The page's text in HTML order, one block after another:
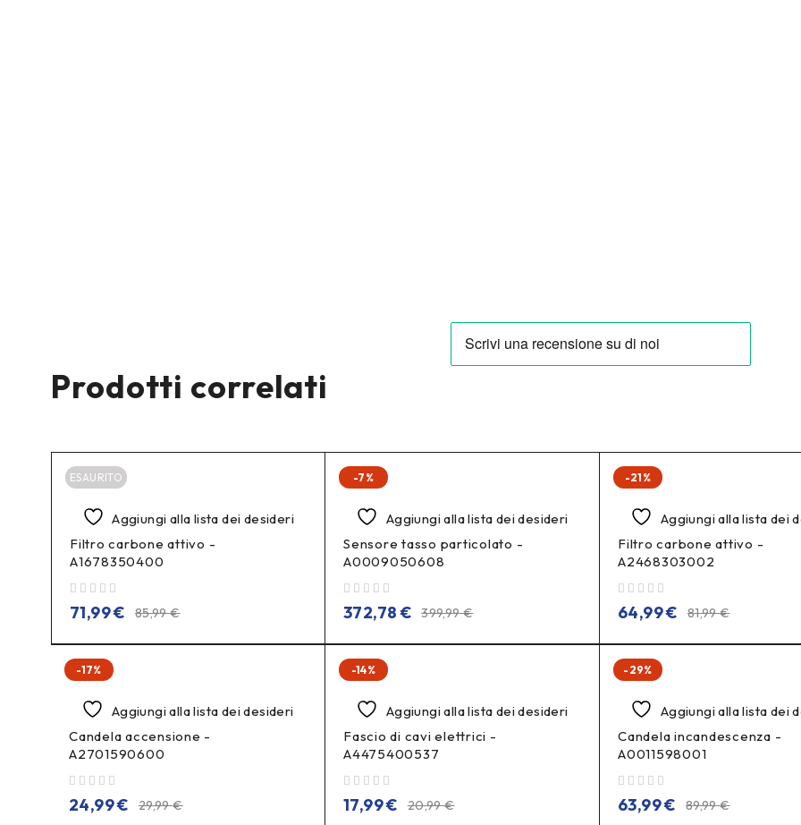
Prodotti correlati
ESAURITO
Aggiungi alla lista dei desideri
Filtro carbone attivo -
A1678350400
85,99€
71,99€
-7%
Aggiungi alla lista dei desideri
Sensore tasso particolato -
A0009050608
399,99€
372,78€
-21%
Aggiungi alla lista dei
Filtro carbone attivo -
A2468303002
81,99€
64,99€
-17%
Aggiungi alla lista dei desideri
Candela accensione -
A2701590600
29,99€
24,99€
-14%
Aggiungi alla lista dei desideri
Fascio di cavi elettrici -
A4475400537
20,99€
17,99€
-29%
Aggiungi alla lista dei
Candela incandescenza -
A0011598001
89,99€
63,99€